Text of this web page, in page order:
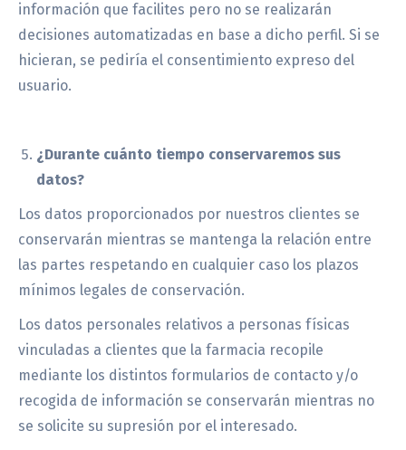
información que facilites pero no se realizarán
decisiones automatizadas en base a dicho perfil. Si se
hicieran, se pediría el consentimiento expreso del
usuario.
¿Durante cuánto tiempo conservaremos sus
datos?
Los datos proporcionados por nuestros clientes se
conservarán mientras se mantenga la relación entre
las partes respetando en cualquier caso los plazos
mínimos legales de conservación.
Los datos personales relativos a personas físicas
vinculadas a clientes que la farmacia recopile
mediante los distintos formularios de contacto y/o
recogida de información se conservarán mientras no
se solicite su supresión por el interesado.